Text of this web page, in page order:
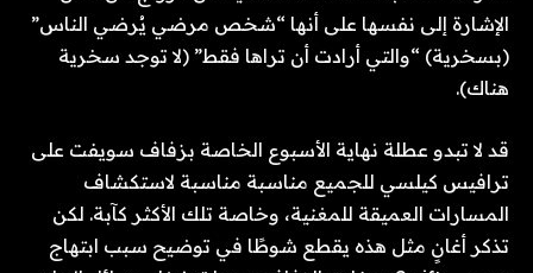
الإشارة إلى نفسها على أنها “شخص مرضي يُرضي الناس”
(بسخرية) “والتي أرادت أن تراها فقط” (لا توجد سخرية
هناك).
قد لا تبدو عطلة نهاية الأسبوع الخاصة بزفاف سويفت على
ترافيس كيلسي للجميع مناسبة مناسبة لاستكشاف
المسارات العميقة للمغنية، وخاصة تلك الأكثر كآبة. لكن
تذكر أغانٍ مثل هذه يقطع شوطًا في توضيح سبب ابتهاج